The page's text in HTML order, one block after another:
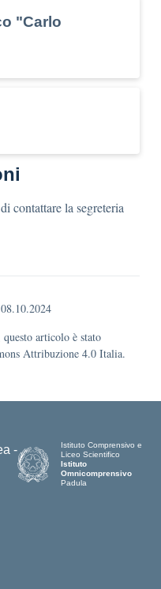
"Carlo
contattare la segreteria
08.10.2024
articolo è stato
Attribuzione 4.0 Italia.
Istituto Comprensivo e
Liceo Scientifico
Istituto
Omnicomprensivo
Padula